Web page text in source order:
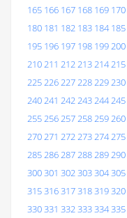
165 166 167 168 169 170
180 181 182 183 184 185
195 196 197 198 199200
210211 212213214215
225226227228229230
240241 242243244245
255256257258259260
270271 272273274275
285286287288289290
300301 302303304305
315316317318319320
330331 332333334335